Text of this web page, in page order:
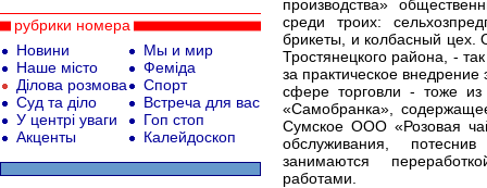
производства»
среди троих:
брикеты, и колбасный цех.
Тростянецкого района, -
за практическое
сфере торговли - тоже
«Самобранка»,
Сумское ООО «Розовая
обслуживания,
занимаются
работами.
рубрики номера
Новини
Наше місто
Ділова розмова
Суд та діло
У центрі уваги
Акценты
Мы и мир
Феміда
Спорт
Встреча для вас
Гоп стоп
Калейдоскоп